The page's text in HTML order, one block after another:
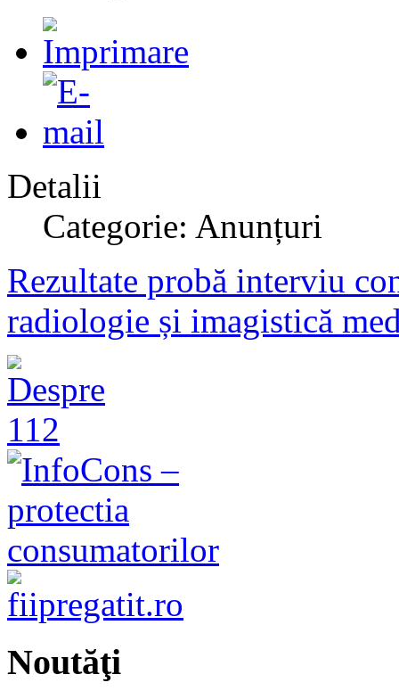
Detalii
Categorie: Anunțuri
Rezultate probă interviu
radiologie și imagistică
Noutăţi